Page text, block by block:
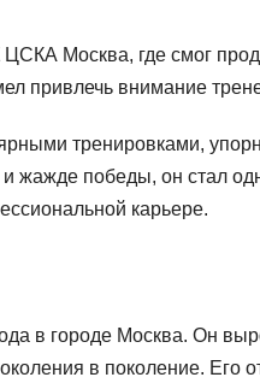
Москва, где смог
привлечь внимание
тренировками,
жажде победы, он стал
карьере.
в городе Москва. Он
в поколение. Его